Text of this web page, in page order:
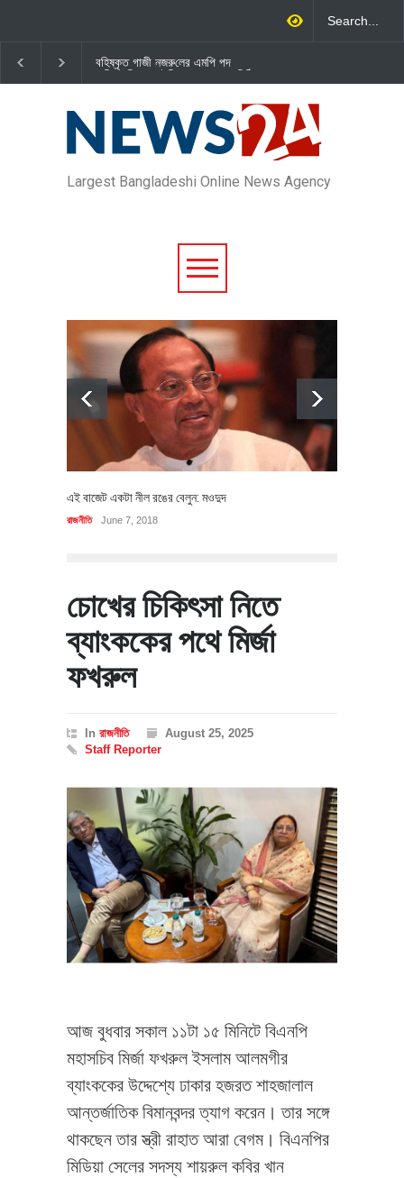
বহিষ্কৃত গাজী নজরু‌লের এম‌পি পদ
বা‌তি‌লে স্পিকার-ইসিকে জামায়া‌তের চি‌ঠি
দল থেকে বহিষ্কার
Largest Bangladeshi Online News Agency
এই বাজেট একটা নীল রঙের বেলুন: মওদুদ
রাজনীতি June 7, 2018
চোখের চিকিৎসা নিতে
ব্যাংককের পথে মির্জা
ফখরুল
In রাজনীতি
August 25, 2025
Staff Reporter
আজ বুধবার সকাল ১১টা ১৫ মিনিটে বিএনপি
মহাসচিব মির্জা ফখরুল ইসলাম আলমগীর
ব্যাংককের উদ্দেশ্যে ঢাকার হজরত শাহজালাল
আন্তর্জাতিক বিমানবন্দর ত্যাগ করেন। তার সঙ্গে
থাকছেন তার স্ত্রী রাহাত আরা বেগম। বিএনপির
মিডিয়া সেলের সদস্য শায়রুল কবির খান